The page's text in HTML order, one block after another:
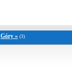
Góry » (3)